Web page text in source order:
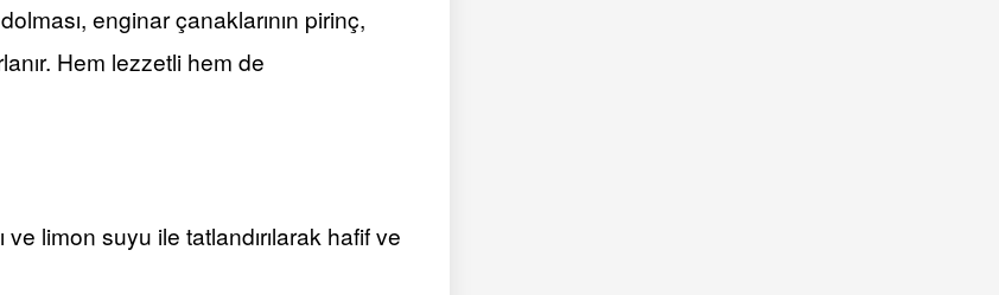
enginar çanaklarının pirinç,
Hem lezzetli hem de
limon suyu ile tatlandırılarak hafif ve